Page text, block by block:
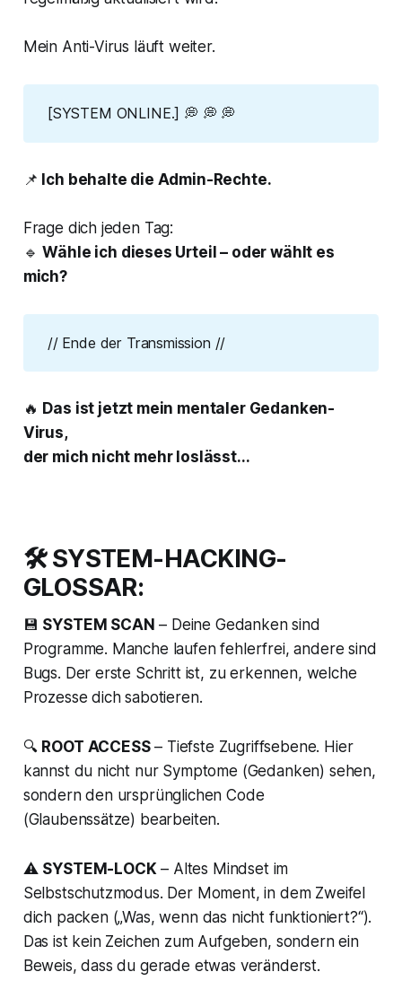
Mein Anti-Virus läuft weiter.
[SYSTEM ONLINE.] 💭 💭 💭
📌 Ich behalte die Admin-Rechte.
Frage dich jeden Tag:
🔹Wähle ich dieses Urteil – oder wählt es
mich?
// Ende der Transmission //
🔥 Das ist jetzt mein mentaler Gedanken-
Virus,
der mich nicht mehr loslässt...
🛠 SYSTEM-HACKING-
GLOSSAR:
💾 SYSTEM SCAN – Deine Gedanken sind
Programme. Manche laufen fehlerfrei, andere sind
Bugs. Der erste Schritt ist, zu erkennen, welche
Prozesse dich sabotieren.
🔍 ROOT ACCESS– Tiefste Zugriffsebene. Hier
kannst du nicht nur Symptome (Gedanken) sehen,
sondern den ursprünglichen Code
(Glaubenssätze) bearbeiten.
⚠️ SYSTEM-LOCK– Altes Mindset im
Selbstschutzmodus. Der Moment, in dem Zweifel
dich packen („Was, wenn das nicht funktioniert?“).
Das ist kein Zeichen zum Aufgeben, sondern ein
Beweis, dass du gerade etwas veränderst.